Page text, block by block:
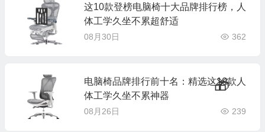
这10款登榜电脑椅十大品牌排行榜，人
体工学久坐不累超舒适
08月30日 362
电脑椅品牌排行前十名：精选这10款人
体工学久坐不累神器
08月26日 239
🎁
💰
🧧